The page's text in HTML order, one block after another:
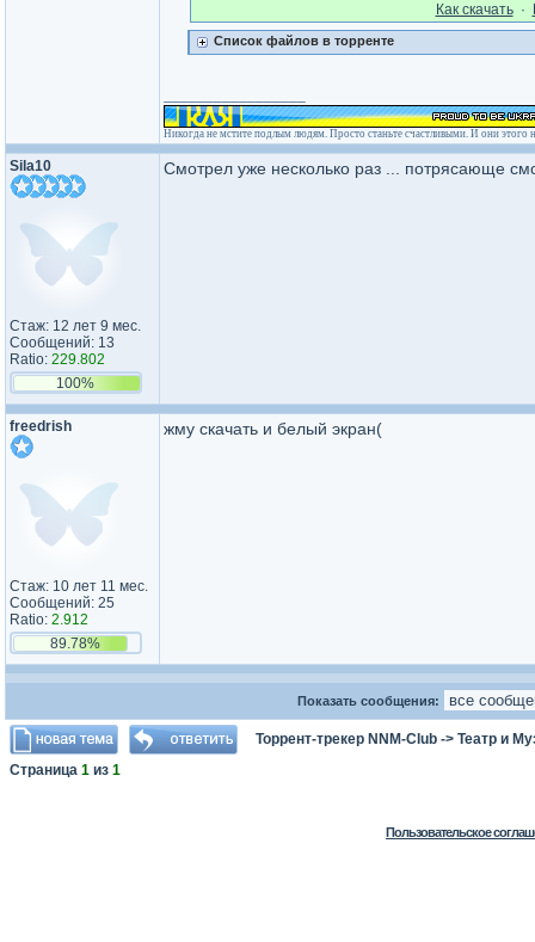
Как cкачать·
Список файлов в торренте
Никогда не мстите подлым людям. Просто станьте счастливыми. И они
Sila10
Стаж: 12 лет 9 мес.
Сообщений: 13
Ratio: 229.802
100%
Смотрел уже несколько раз ... потрясающе
freedrish
Стаж: 10 лет 11 мес.
Сообщений: 25
Ratio: 2.912
89.78%
жму скачать и белый экран(
Показать сообщения:
Торрент-трекер NNM-Club -> Театр и
Страница 1 из 1
Пользовательское